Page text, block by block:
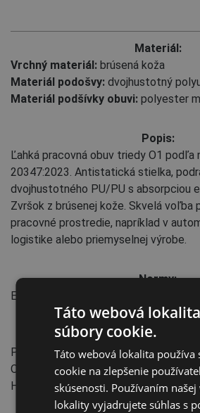
Materiál:
Vrchný materiál: brúsená koža
Materiál podošvy: dvojhustotný
Materiál podšívky obuvi: polyester
Popis:
Ľahká pracovná obuv triedy O1 podľa
20347:2023. Antistatická stielka,
dvojhustotného PU/PU s absorpciou
Zvršok z brúsenej kože. Skvelá voľba
pracovné prostredie, napríklad v
logistike alebo priemyselnej výrobe.
Normy:
EN ISO 20347
Vlastnosti:
Priemysel: Automobilový priemysel,
Oblasť použitia: Montážna hala,
Hmotnosť polpáru: 460 g
Táto webová
súbory cookie.
Táto webová lokalita používa
cookie na zlepšenie
skúsenosti. Používaním našej
lokality vyjadrujete súhlas s